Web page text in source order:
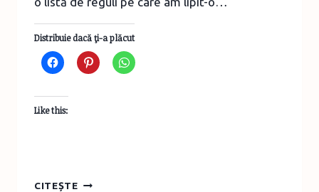
Distribuie dacă ţi-a plăcut
Like this:
CITEȘTEALTE